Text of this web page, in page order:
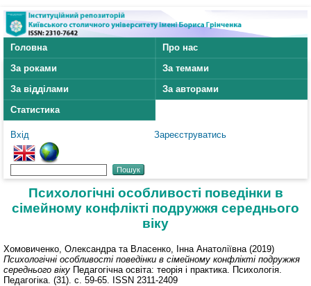
Головна
Про нас
За роками
За темами
За відділами
За авторами
Статистика
Вхід Зареєструватись
Психологічні особливості поведінки в
сімейному конфлікті подружжя середнього
віку
Хомовиченко, Олександра та Власенко, Інна Анатоліївна (2019)
Психологічні особливості поведінки в сімейному конфлікті подружжя
середнього віку Педагогічна освіта: теорія і практика. Психологія.
Педагогіка. (31). с. 59-65. ISSN 2311-2409